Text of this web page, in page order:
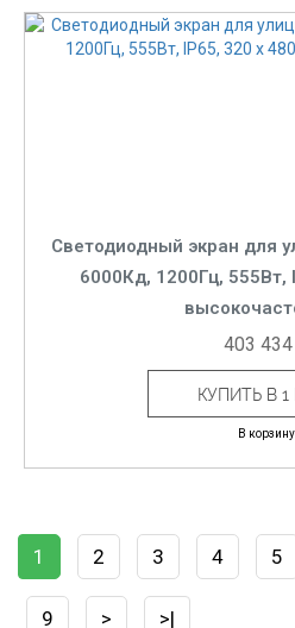
Светодиодный экран для
6000Кд, 1200Гц, 555Вт,
403
КУПИТЬ В 1
В корзину
1 2 3 4 5
9 > >|